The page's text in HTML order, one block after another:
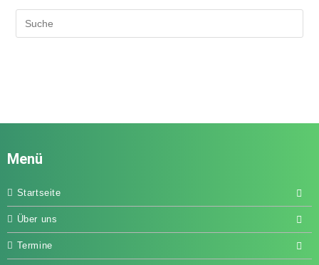
Menü
Startseite
Über uns
Termine